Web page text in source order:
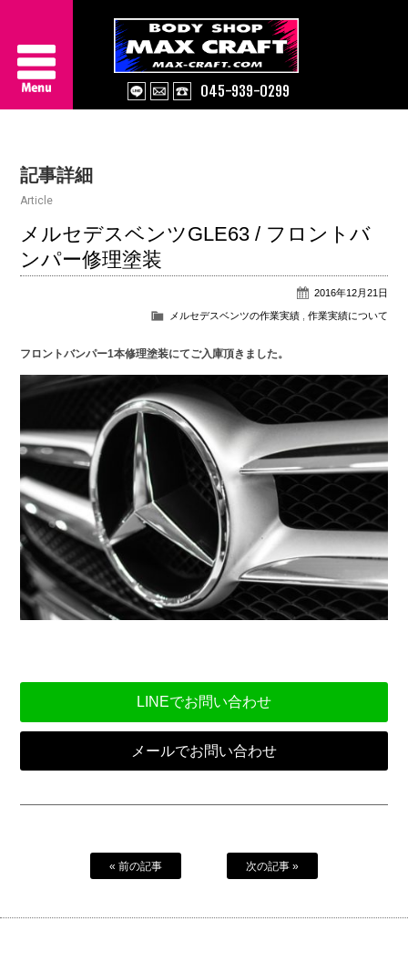
045-939-0299
About Us
Works
Information
記事詳細
Article
メルセデスベンツGLE63 / フロントバ
ンパー修理塗装
2016年12月21日
メルセデスベンツの作業実績, 作業実績について
フロントバンパー1本修理塗装にてご入庫頂きました。
LINEでお問い合わせ
メールでお問い合わせ
« 前の記事 次の記事 »